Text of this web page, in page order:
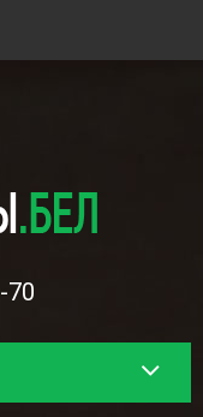
in
system/library/
70